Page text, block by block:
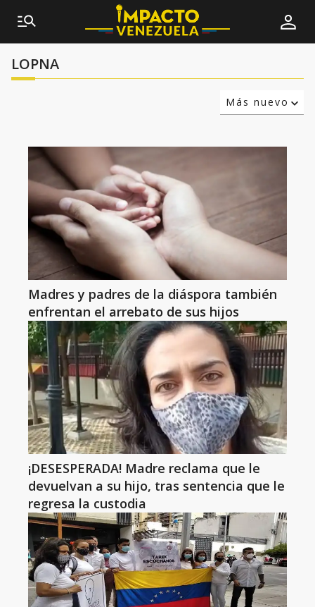
LOPNA
Más nuevo
Madres y padres de la diáspora también
enfrentan el arrebato de sus hijos
¡DESESPERADA! Madre reclama que le
devuelvan a su hijo, tras sentencia que le
regresa la custodia